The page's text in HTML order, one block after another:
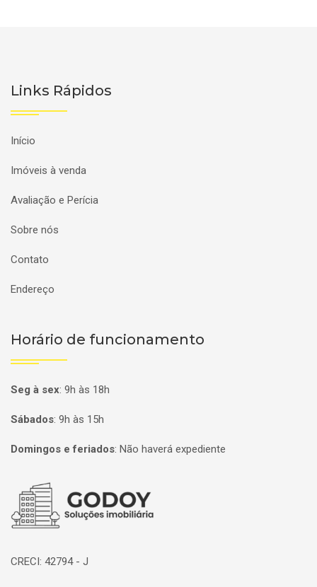
Links Rápidos
Início
Imóveis à venda
Avaliação e Perícia
Sobre nós
Contato
Endereço
Horário de funcionamento
Seg à sex: 9h às 18h
Sábados: 9h às 15h
Domingos e feriados: Não haverá expediente
Página inicial
CRECI: 42794 - J